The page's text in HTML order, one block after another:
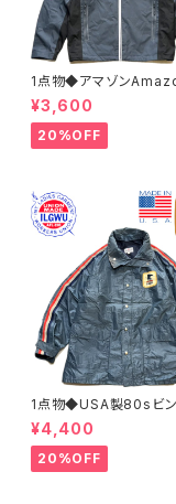
1点物◆アマゾン
ンテンパーカー中古ナイ
ャケット古着メンズXLレ
OKアメカジ90sストリ
灰色アウター水色
¥3,600
20%OFF
1点物◆USA製80sビン
US MAIL紺ナイロンジャ
古着LメンズXLレディー
メカジ90sストリートマ
パーカーアウター
¥4,400
20%OFF